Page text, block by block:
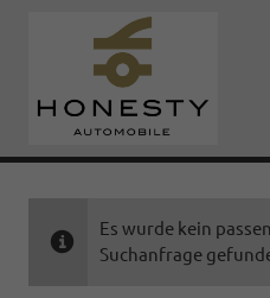
Es wurde kein
Suchanfrage